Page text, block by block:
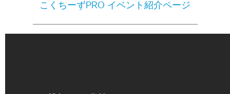
こくちーずPRO イベント紹介ページ